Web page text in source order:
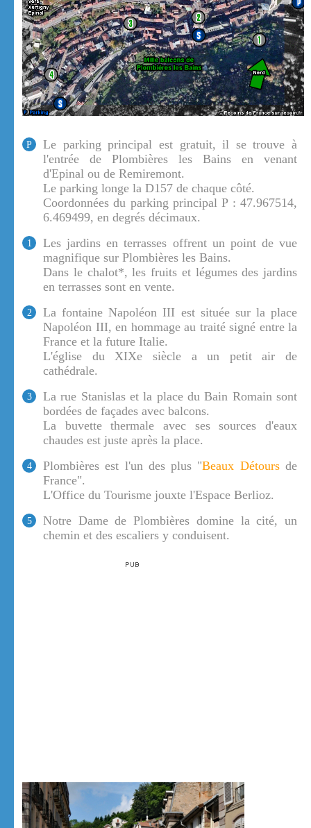
P
Le parking principal est gratuit, il se trouve à
l'entrée de Plombières les Bains en venant
d'Epinal ou de Remiremont.
Le parking longe la D157 de chaque côté.
Coordonnées du parking principal P : 47.967514,
6.469499, en degrés décimaux.
1
Les jardins en terrasses offrent un point de vue
magnifique sur Plombières les Bains.
Dans le chalot*, les fruits et légumes des jardins
en terrasses sont en vente.
2
La fontaine Napoléon III est située sur la place
Napoléon III, en hommage au traité signé entre la
France et la future Italie.
L'église du XIXe siècle a un petit air de
cathédrale.
3
La rue Stanislas et la place du Bain Romain sont
bordées de façades avec balcons.
La buvette thermale avec ses sources d'eaux
chaudes est juste après la place.
4 Plombières est l'un des plus "Beaux Détoursde
France".
L'Office du Tourisme jouxte l'Espace Berlioz.
5
Notre Dame de Plombières domine la cité, un
chemin et des escaliers y conduisent.